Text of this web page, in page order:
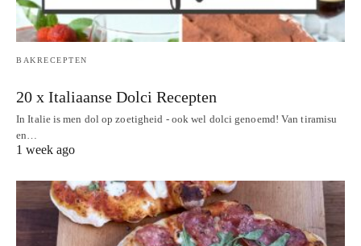
BAKRECEPTEN
20 x Italiaanse Dolci Recepten
In Italie is men dol op zoetigheid - ook wel dolci genoemd! Van tiramisu
en…
1 week ago